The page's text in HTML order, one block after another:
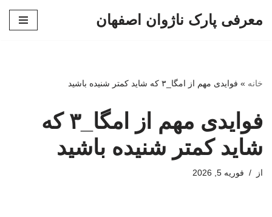
معرفی پارک ناژوان اصفهان
خانه » فوایدی مهم از امگا_۳ که شاید کمتر شنیده باشید
فوایدی مهم از امگا_۳ که
شاید کمتر شنیده باشید
از فوریه 5, 2026